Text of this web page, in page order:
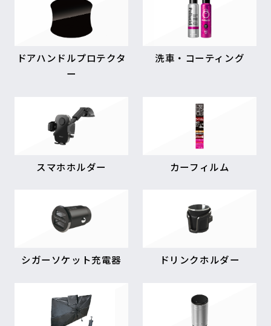
ドアハンドルプロテクタ
ー
洗車・コーティング
スマホホルダー カーフィルム
シガーソケット充電器 ドリンクホルダー